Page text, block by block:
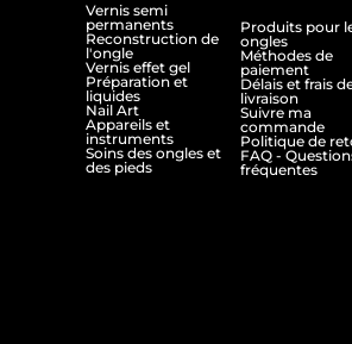
Vernis semi
permanents
Reconstruction de
l'ongle
Vernis effet gel
Préparation et
liquides
Nail Art
Appareils et
instruments
Soins des ongles et
des pieds
Produits pour
ongles
Méthodes de
paiement
Délais et frais
livraison
Suivre ma
commande
Politique de
FAQ -
fréquentes